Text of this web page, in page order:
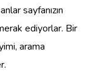
sayfanızın
ediyorlar. Bir
arama